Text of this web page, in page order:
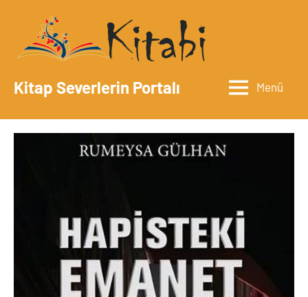
Kitap Severlerin Portalı Menü